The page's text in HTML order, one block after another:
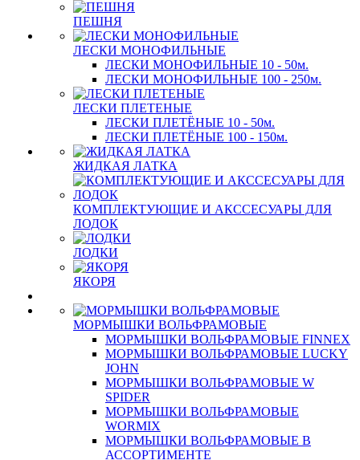
ПЕШНЯ
ЛЕСКИ МОНОФИЛЬНЫЕ
ЛЕСКИ МОНОФИЛЬНЫЕ 10 - 50м.
ЛЕСКИ МОНОФИЛЬНЫЕ 100 - 250м.
ЛЕСКИ ПЛЕТЕНЫЕ
ЛЕСКИ ПЛЕТЁНЫЕ 10 - 50м.
ЛЕСКИ ПЛЕТЁНЫЕ 100 - 150м.
ЖИДКАЯ ЛАТКА
КОМПЛЕКТУЮЩИЕ И АКССЕСУАРЫ ДЛЯ
ЛОДОК
ЛОДКИ
ЯКОРЯ
МОРМЫШКИ ВОЛЬФРАМОВЫЕ
МОРМЫШКИ ВОЛЬФРАМОВЫЕ FINNEX
МОРМЫШКИ ВОЛЬФРАМОВЫЕ LUCKY
JOHN
МОРМЫШКИ ВОЛЬФРАМОВЫЕ W
SPIDER
МОРМЫШКИ ВОЛЬФРАМОВЫЕ
WORMIX
МОРМЫШКИ ВОЛЬФРАМОВЫЕ В
АССОРТИМЕНТЕ